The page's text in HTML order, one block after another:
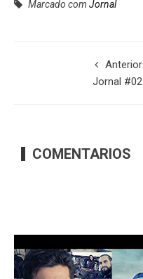
Marcado com Jornal
Anterior
Jornal #02
COMENTARIOS